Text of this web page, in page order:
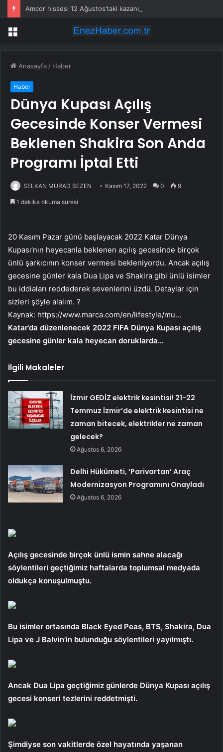
Menü
Anasayfa / Haber
Haber
Dünya Kupası Açılış
Gecesinde Konser Vermesi
Beklenen Shakira Son Anda
Programı İptal Etti
SELKAN MURAD SEZEN Kasım 17, 2022 0 9
1 dakika okuma süresi
20 Kasım Pazar günü başlayacak 2022 Katar Dünya
Kupası’nın heyecanla beklenen açılış gecesinde birçok
ünlü şarkıcının konser vermesi bekleniyordu. Ancak açılış
gecesine günler kala Dua Lipa ve Shakira gibi ünlü isimler
bu iddiaları reddederek sevenlerini üzdü. Detaylar için
sizleri şöyle alalım. ?
Kaynak: https://www.marca.com/en/lifestyle/mu…
Katar’da düzenlenecek 2022 FIFA Dünya Kupası açılış
gecesine günler kala heyecan doruklarda…
İlgili Makaleler
İzmir GEDİZ elektrik kesintisi! 21-22
Temmuz İzmir’de elektrik kesintisi ne
zaman bitecek, elektrikler ne zaman
gelecek?
Ağustos 6, 2026
Delhi Hükümeti, ‘Parivartan’ Araç
Modernizasyon Programını Onayladı
Ağustos 6, 2026
Açılış gecesinde birçok ünlü ismin sahne alacağı
söylentileri geçtiğimiz haftalarda toplumsal medyada
oldukça konuşulmuştu.
Bu isimler ortasında Black Eyed Peas, BTS, Shakira, Dua
Lipa ve J Balvin’in bulunduğu söylentileri yayılmıştı.
Ancak Dua Lipa geçtiğimiz günlerde Dünya Kupası açılış
gecesi konseri tezlerini reddetmişti.
Şimdiyse son vakitlerde özel hayatında yaşanan